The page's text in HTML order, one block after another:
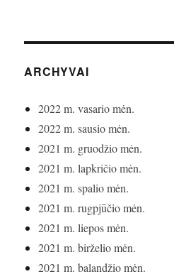
ARCHYVAI
2022 m. vasario mėn.
2022 m. sausio mėn.
2021 m. gruodžio mėn.
2021 m. lapkričio mėn.
2021 m. spalio mėn.
2021 m. rugpjūčio mėn.
2021 m. liepos mėn.
2021 m. birželio mėn.
2021 m. balandžio mėn.